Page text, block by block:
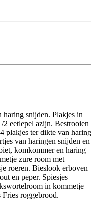
haring snijden. Plakjes in
2 eetlepel azijn. Bestrooien
plakjes ter dikte van haring
van haringen snijden en
komkommer en haring
zure room met
roeren. Bieslook erboven
en peper. Spiesjes
in kommetje
Fries roggebrood.